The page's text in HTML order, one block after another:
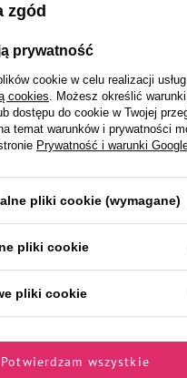
/ kg
+
Mokra Karma dla
Animals z
800 g
zgód
prywatność
cookie w celu realizacji
cookies . Możesz określić warunki
dostępu do cookie w Twojej
temat warunków i prywatności
Prywatność i warunki
pliki cookie (wymagane)
pliki cookie
pliki cookie
Potwierdzam wszystkie